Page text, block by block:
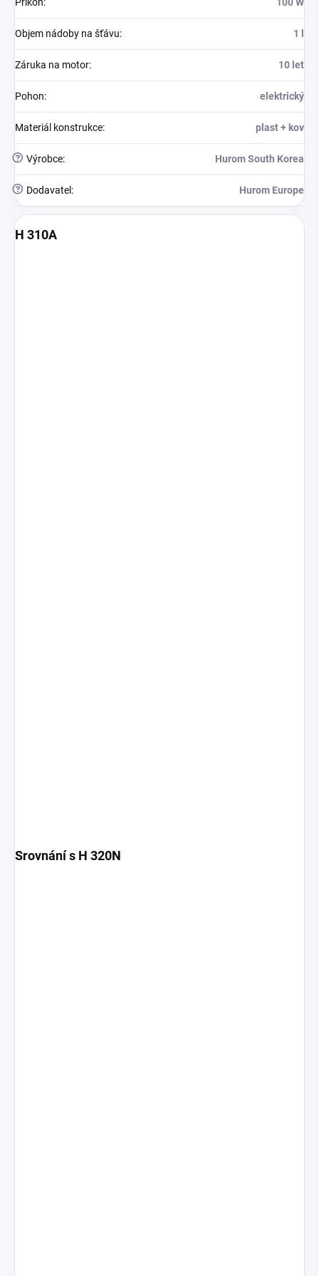
Příkon: 100 W
Objem nádoby na šťávu: 1 l
Záruka na motor: 10 let
Pohon: elektrický
Materiál konstrukce: plast + kov
? Výrobce: Hurom South Korea
? Dodavatel : Hurom Europe
H 310A
Srovnání s H 320N